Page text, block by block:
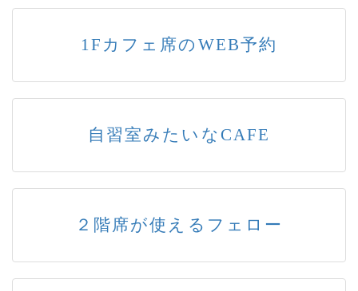
1Fカフェ席のWEB予約
自習室みたいなCAFE
２階席が使えるフェロー